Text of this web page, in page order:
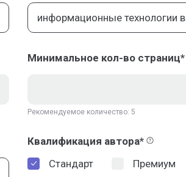
Минимальное кол-во страниц*
Рекомендуемое количество: 5
Квалификация автора*
Стандарт
Премиум